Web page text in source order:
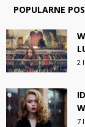
POPULARNE
2
7